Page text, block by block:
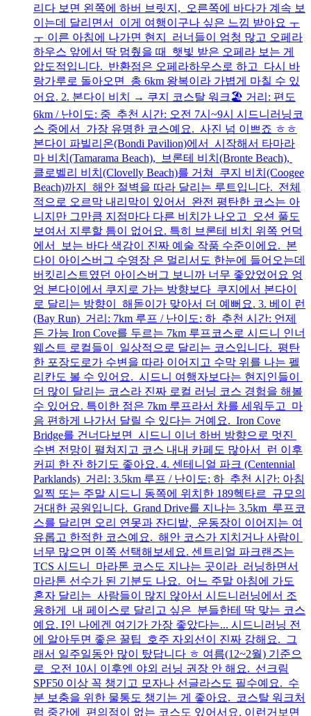
리다 보면 왼쪽에 하버 브릿지, 오른쪽에 바다가 계속 보
이는데 달리면서 이게 여행이구나 싶은 느낌 받아요 ㅜ
ㅜ 이른 아침에 나가면 현지 러너들이 엄청 많고 오페라
하우스 앞에서 딱 멈췄을 때 햇빛 받은 오페라 보는 게
압도적입니다. 반환점은 오페라하우스로 하고 다시 바
랑가루로 돌아오면 총 6km 왕복이라 가볍게 마칠 수 있
어요. 2. 본다이 비치 → 쿠지 코스탈 워크🏖️ 거리: 편도
6km / 난이도: 중 추천 시간: 오전 7시~9시 시드니러닝코
스 중에서 가장 유명한 코스예요. 사진 넘 이쁘죠 ㅎㅎ
본다이 파빌리온(Bondi Pavilion)에서 시작해서 타마라
마 비치(Tamarama Beach), 브론테 비치(Bronte Beach),
클로벨리 비치(Clovelly Beach)를 거쳐 쿠지 비치(Coogee
Beach)까지 해안 절벽을 따라 달리는 루트입니다. 전체
적으로 오르막 내리막이 있어서 완전 평탄한 코스는 아
니지만 그만큼 지점마다 다른 비치가 나오고 오션 풀도
보여서 지루할 틈이 없어요. 특히 브론테 비치 위쪽 언덕
에서 보는 바다 색감이 진짜 예술 작품 수준이에요. 본
다이 아이스버그 수영장 은 멀리서도 한눈에 들어오는데
버킷리스트였던 아이스버그 보니까 너무 좋았었어요 엉
엉 본다이에서 쿠지로 가는 방향보다 쿠지에서 본다이
로 달리는 방향이 해돋이가 맞아서 더 예뻐요. 3. 베이 런
(Bay Run) 거리: 7km 루프 / 난이도: 하 추천 시간: 언제
든 가능 Iron Cove를 두르는 7km 루프코스로 시드니 인너
웨스트 로컬들이 일상적으로 달리는 코스입니다. 평탄
한 포장도로가 수변을 따라 이어지고 수막 위를 나는 펠
리칸도 볼 수 있어요. 시드니 여행자보다는 현지인들이
더 많이 달리는 코스라 진짜 로컬 러닝 코스 경험을 해볼
수 있어요. 특이한 점은 7km 루프라서 차를 세워두고 마
음 편하게 나가서 달릴 수 있다는 거예요. Iron Cove
Bridge를 건너다보면 시드니 이너 하버 방향으로 멋진
수변 전망이 펼쳐지고 코스 내내 카페도 많아서 런 이후
커피 한 잔 하기도 좋아요. 4. 센테니얼 파크 (Centennial
Parklands) 거리: 3.5km 루프 / 난이도: 하 추천 시간: 아침
일찍 또는 주말 시드니 동쪽에 위치한 189헥타르 규모의
거대한 공원입니다. Grand Drive를 지나는 3.5km 루프코
스를 달리면 오리 연못과 잔디밭, 운동장이 이어지는 여
유롭고 한적한 코스예요. 해안 코스가 지치거나 사람이
너무 많으면 이쪽 선택해보세요. 센트리얼 파크랜즈는
TCS 시드니 마라톤 코스도 지나는 곳이라 러닝하면서
마라톤 선수가 된 기분도 나요. 어느 주말 아침에 가도
혼자 달리는 사람들이 많지 않아서 시드니러닝에서 조
용하게 내 페이스로 달리고 싶은 분들한테 딱 맞는 코스
예요. I인 나에겐 여기가 가장 좋았다는... 시드니러닝 전
에 알아두면 좋은 꿀팁 호주 자외선이 진짜 강해요. 그
래서 일주일동안 많이 탔답니다 ㅎ 여름(12~2월) 기준으
로 오전 10시 이후엔 야외 러닝 권장 안 해요. 선크림
SPF50 이상 꼭 챙기고 모자나 선글라스도 필수예요. 수
분 보충을 위한 물통도 챙기는 게 좋아요. 코스탈 워크처
럼 중간에 편의점이 없는 코스도 있어서요. 이런거보면